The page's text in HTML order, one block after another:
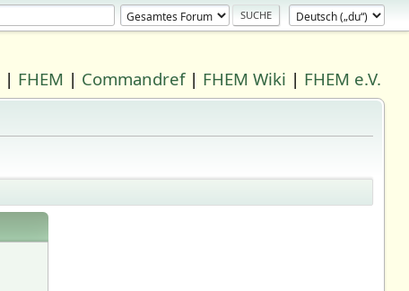
| FHEM | Commandref| FHEM Wiki | FHEM e.V.